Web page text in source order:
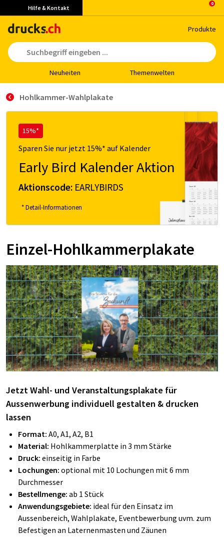
Hilfe & Kontakt
Pro­duk­te
Neu­hei­ten The­men­wel­ten
Hohlkammer-Wahlplakate
15%*
Sparen Sie nur jetzt 15%* auf Kalender
Early Bird Kalender Aktion
Aktionscode: EARLYBIRDS
* Detail-Informationen
Einzel-Hohlkammerplakate
Jetzt Wahl- und Veranstaltungsplakate für
Aussenwerbung individuell gestalten & drucken
lassen
Format: A0, A1, A2, B1
Material: Hohlkammerplatte in 3 mm Stärke
Druck: einseitig in Farbe
Lochungen: optional mit 10 Lochungen mit 6 mm
Durchmesser
Bestellmenge: ab 1 Stück
Anwendungsgebiete: ideal für den Einsatz im
Aussenbereich, Wahlplakate, Eventbewerbung uvm. zum
Befestigen an Laternenmasten und Zäunen